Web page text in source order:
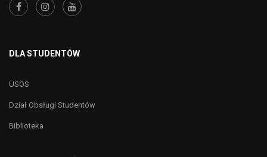
DLA STUDENTÓW
USOS
Dział Obsługi Studentów
Biblioteka